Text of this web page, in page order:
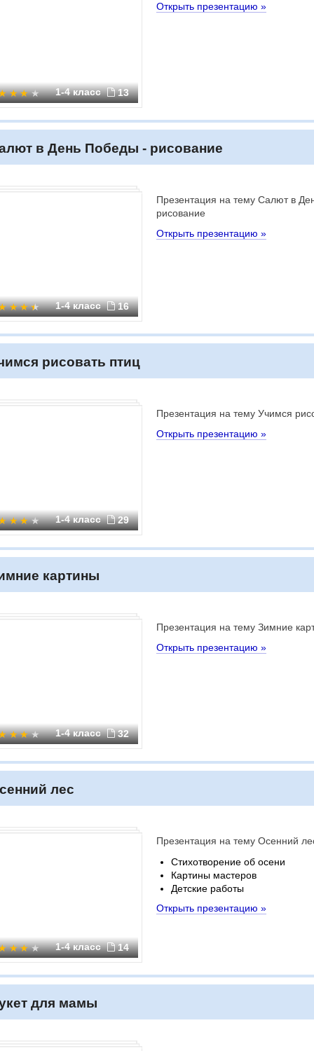
1-4 класс 13
Открыть презентацию »
в День Победы - рисование
1-4 класс 16
Презентация на тему Салют в
рисование
Открыть презентацию »
рисовать птиц
1-4 класс 29
Презентация на тему Учимся
Открыть презентацию »
картины
1-4 класс 32
Презентация на тему Зимние
Открыть презентацию »
лес
1-4 класс 14
Презентация на тему Осенний
Стихотворение об осени
Картины мастеров
Детские работы
Открыть презентацию »
для мамы